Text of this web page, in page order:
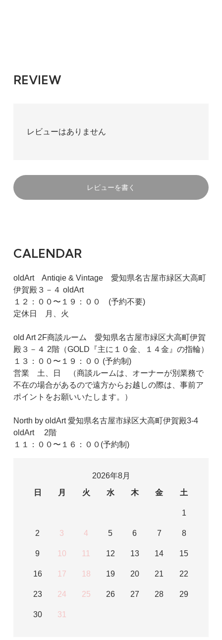
REVIEW
レビューはありません
レビューを書く
CALENDAR
oldArt Antiqie & Vintage 愛知県名古屋市緑区大高町
伊賀殿３－４ oldArt
１２：００〜１９：００ (予約不要)
定休日 月、火
old Art 2F商談ルーム 愛知県名古屋市緑区大高町伊賀
殿３－４ 2階（GOLD『主に１０金、１４金』の指輪）
１３：００〜１９：００ (予約制)
営業 土、日 （商談ルームは、オーナーが別業務で
不在の場合があるので遠方からお越しの際は、事前ア
ポイントをお願いいたします。）
North by oldArt 愛知県名古屋市緑区大高町伊賀殿3-4
oldArt 2階
１１：００〜１６：００(予約制)
2026年8月
日
月 火 水 木 金 土
1
2 3 4 5 6 7 8
9 10 11 12 13 14 15
16 17 18 19 20 21 22
23 24 25 26 27 28 29
30 31